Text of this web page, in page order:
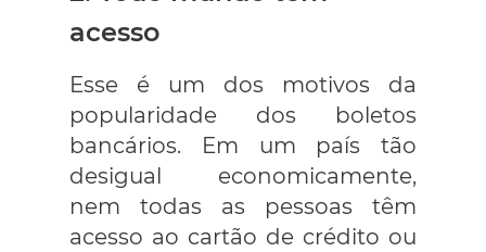
acesso
Esse é um dos motivos da
popularidade dos boletos
bancários. Em um país tão
desigual economicamente,
nem todas as pessoas têm
acesso ao cartão de crédito ou